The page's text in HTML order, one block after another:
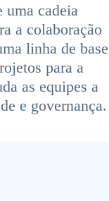
uma cadeia
a colaboração
linha de base
para a
as equipes a
e governança.